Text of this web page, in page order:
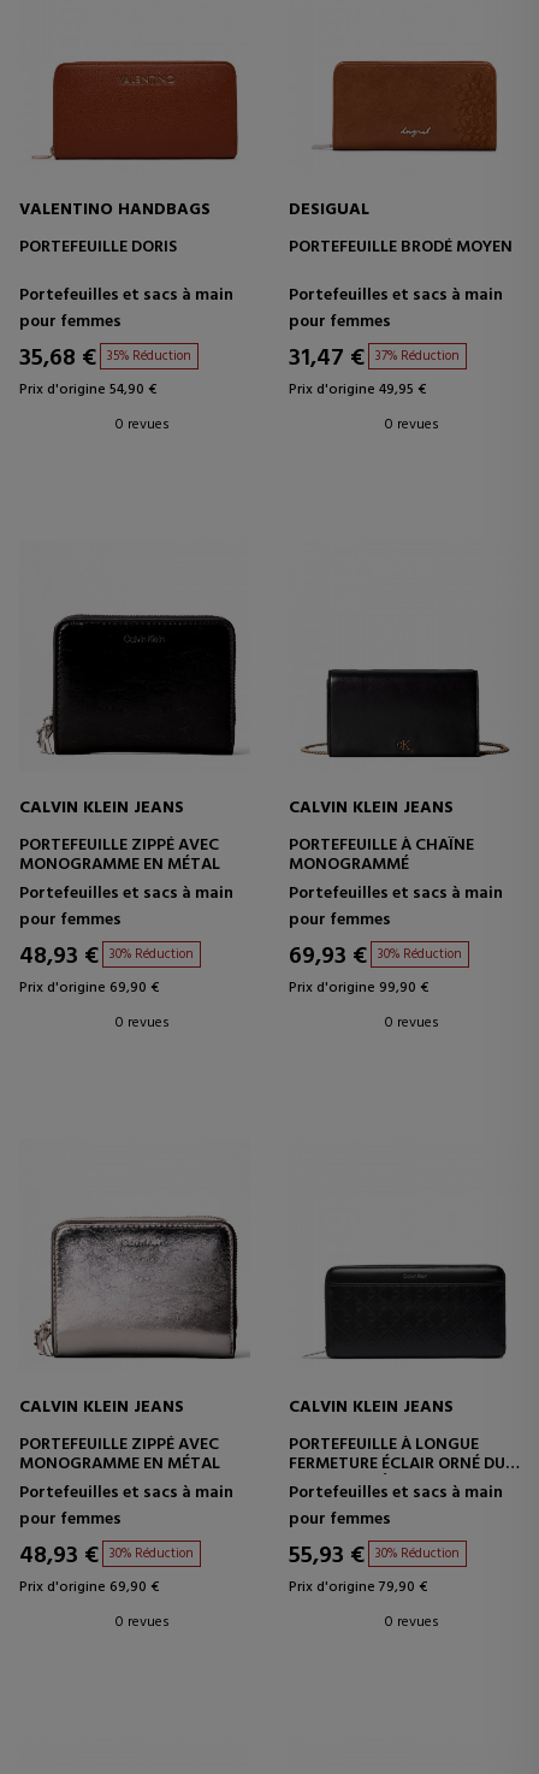
VALENTINO HANDBAGS
PORTEFEUILLE DORIS
Portefeuilles et sacs à main
pour femmes
35,68 € 35% Réduction
Prix d'origine 54,90 €
0 revues
DESIGUAL
PORTEFEUILLE BRODÉ MOYEN
Portefeuilles et sacs à main
pour femmes
31,47 € 37% Réduction
Prix d'origine 49,95 €
0 revues
CALVIN KLEIN JEANS
PORTEFEUILLE ZIPPÉ AVEC
MONOGRAMME EN MÉTAL
Portefeuilles et sacs à main
pour femmes
48,93 € 30% Réduction
Prix d'origine 69,90 €
0 revues
CALVIN KLEIN JEANS
PORTEFEUILLE À CHAÎNE
MONOGRAMMÉ
Portefeuilles et sacs à main
pour femmes
69,93 € 30% Réduction
Prix d'origine 99,90 €
0 revues
CALVIN KLEIN JEANS
PORTEFEUILLE ZIPPÉ AVEC
MONOGRAMME EN MÉTAL
Portefeuilles et sacs à main
pour femmes
48,93 € 30% Réduction
Prix d'origine 69,90 €
0 revues
CALVIN KLEIN JEANS
PORTEFEUILLE À LONGUE
FERMETURE ÉCLAIR ORNÉ DU
LOGO EMBLÉMATIQUE EN
RELIEF
Portefeuilles et sacs à main
pour femmes
55,93 € 30% Réduction
Prix d'origine 79,90 €
0 revues